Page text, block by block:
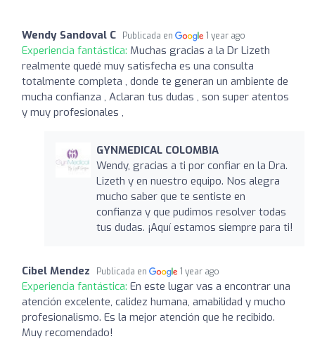
Wendy Sandoval C Publicada en 1 year ago
Experiencia fantástica: Muchas gracias a la Dr Lizeth
realmente quedé muy satisfecha es una consulta
totalmente completa , donde te generan un ambiente de
mucha confianza , Aclaran tus dudas , son super atentos
y muy profesionales ,
GYNMEDICAL COLOMBIA
Wendy, gracias a ti por confiar en la Dra.
Lizeth y en nuestro equipo. Nos alegra
mucho saber que te sentiste en
confianza y que pudimos resolver todas
tus dudas. ¡Aquí estamos siempre para ti!
Cibel Mendez Publicada en 1 year ago
Experiencia fantástica: En este lugar vas a encontrar una
atención excelente, calidez humana, amabilidad y mucho
profesionalismo. Es la mejor atención que he recibido.
Muy recomendado!